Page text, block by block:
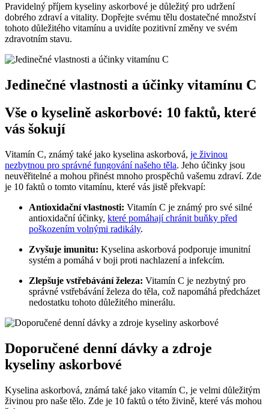
Pravidelný příjem kyseliny askorbové je důležitý pro udržení
dobrého zdraví a vitality. Dopřejte svému tělu dostatečné množství
tohoto důležitého vitamínu a uvidíte pozitivní změny ve svém
zdravotním stavu.
Jedinečné vlastnosti a účinky vitamínu C
Vše o kyselině askorbové: 10 faktů, které
vás šokují
Vitamín C, známý také jako kyselina askorbová, je živinou
nezbytnou pro správné fungování našeho těla. Jeho účinky jsou
neuvěřitelné a mohou přinést mnoho prospěchů vašemu zdraví. Zde
je 10 faktů o tomto vitamínu, které vás jistě překvapí:
Antioxidační vlastnosti: Vitamín C je známý pro své silné
antioxidační účinky, které pomáhají chránit buňky před
poškozením volnými radikály.
Zvyšuje imunitu: Kyselina askorbová podporuje imunitní
systém a pomáhá v boji proti nachlazení a infekcím.
Zlepšuje vstřebávání železa: Vitamín C je nezbytný pro
správné vstřebávání železa do těla, což napomáhá předcházet
nedostatku tohoto důležitého minerálu.
Doporučené denní dávky a zdroje
kyseliny askorbové
Kyselina askorbová, známá také jako vitamín C, je velmi důležitým
živinou pro naše tělo. Zde je 10 faktů o této živině, které vás mohou